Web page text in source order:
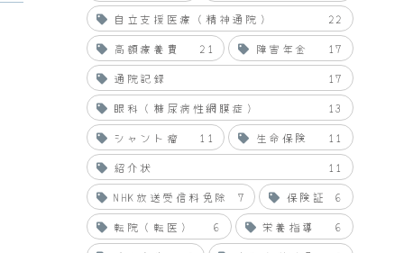
自立支援医療（精神通院）
22
高額療養費
21 障害年金
17
通院記録
17
眼科（糖尿病性網膜症）
13
シャント瘤
11 生命保険
11
紹介状
11
NHK放送受信料免除
7 保険証
6
転院（転医）
6 栄養指導
6